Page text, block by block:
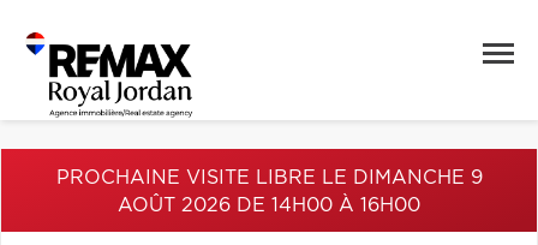
PROCHAINE VISITE LIBRE LE DIMANCHE 9
AOÛT 2026 DE 14H00 À 16H00